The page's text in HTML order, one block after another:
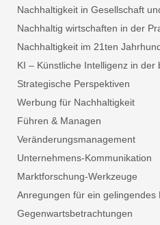
Nachhaltigkeit in Gesellschaft
Nachhaltig wirtschaften in der
Nachhaltigkeit im 21ten
KI – Künstliche Intelligenz in der
Strategische Perspektiven
Werbung für Nachhaltigkeit
Führen & Managen
Veränderungsmanagement
Unternehmens-Kommunikation
Marktforschung-Werkzeuge
Anregungen für ein gelingendes
Gegenwartsbetrachtungen